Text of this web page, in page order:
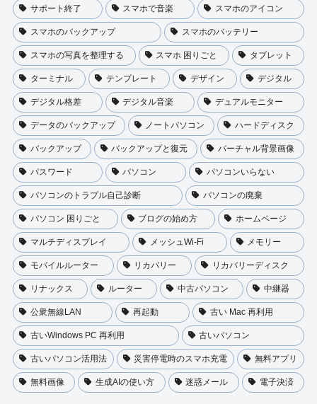
サポート終了 スマホで音楽 スマホのアイコン
スマホのバックアップ スマホのバッテリー
スマホの写真を整理する スマホ 困りごと タブレット
ターミナル テンプレート デザイン デジタル
デジタル格差 デジタル音楽 デュアルモニター
データのバックアップ ノートパソコン ハードディスク
バックアップ バックアップと復元 バーチャル背景画像
パスワード パソコン パソコンいらない
パソコンのトラプル自己診断 パソコンの廃棄
パソコン 困りごと ブログの始め方 ホームページ
マルチディスプレイ メッシュWi-Fi メモリー
モバイルルーター リカバリー リカバリーディスク
リナックス ルーター 中古パソコン 中継器
公衆無線LAN 再起動 古い Mac 再利用
古いWindows PC 再利用 古いパソコン
古いパソコン活用法 災害停電時のスマホ充電 無料アプリ
無料画像 生成AIの使い方 迷惑メール 電子決済